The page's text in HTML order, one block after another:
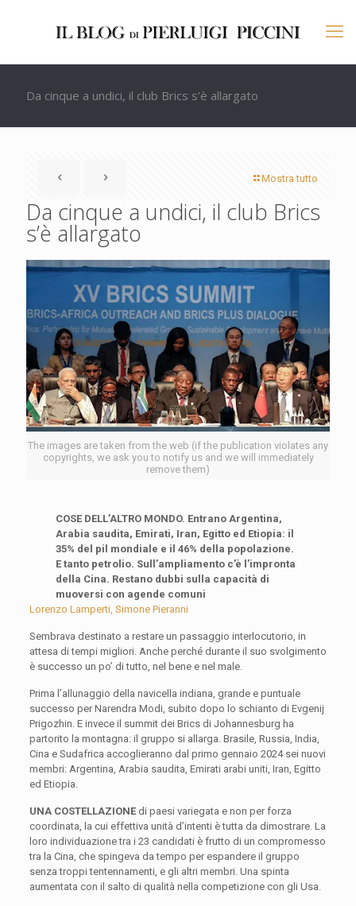
Da cinque a undici, il club Brics s’è allargato
Mostra tutto
Da cinque a undici, il club Brics
s’è allargato
The images are taken from the web (if the publication violates any
copyrights, we ask you to notify us and we will immediately
remove them)
COSE DELL’ALTRO MONDO. Entrano Argentina,
Arabia saudita, Emirati, Iran, Egitto ed Etiopia: il
35% del pil mondiale e il 46% della popolazione.
E tanto petrolio. Sull’ampliamento c’è l’impronta
della Cina. Restano dubbi sulla capacità di
muoversi con agende comuni
Lorenzo Lamperti, Simone Pieranni
Sembrava destinato a restare un passaggio interlocutorio, in
attesa di tempi migliori. Anche perché durante il suo svolgimento
è successo un po’ di tutto, nel bene e nel male.
Prima l’allunaggio della navicella indiana, grande e puntuale
successo per Narendra Modi, subito dopo lo schianto di Evgenij
Prigozhin. E invece il summit dei Brics di Johannesburg ha
partorito la montagna: il gruppo si allarga. Brasile, Russia, India,
Cina e Sudafrica accoglieranno dal primo gennaio 2024 sei nuovi
membri: Argentina, Arabia saudita, Emirati arabi uniti, Iran, Egitto
ed Etiopia.
UNA COSTELLAZIONE di paesi variegata e non per forza
coordinata, la cui effettiva unità d’intenti è tutta da dimostrare. La
loro individuazione tra i 23 candidati è frutto di un compromesso
tra la Cina, che spingeva da tempo per espandere il gruppo
senza troppi tentennamenti, e gli altri membri. Una spinta
aumentata con il salto di qualità nella competizione con gli Usa.